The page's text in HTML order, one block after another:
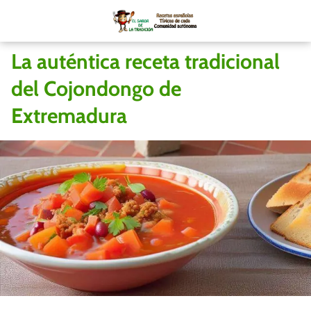
La auténtica receta tradicional
del Cojondongo de
Extremadura